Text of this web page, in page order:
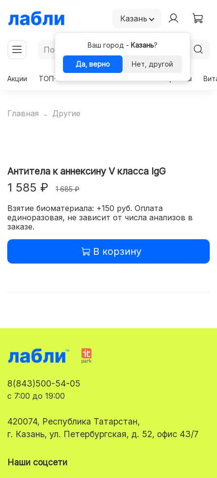
Казань
Ваш город - Казань?
Да, верно
Нет, другой
Акции
ТОП-50 Гормоны
Главная Другие
Антитела к аннексину V класса IgG
1 585 ₽ 1 685 ₽
Взятие биоматериала: +150 руб. Оплата
единоразовая, не зависит от числа анализов в
заказе.
В корзину
8(843)500-54-05
с 7:00 до 19:00
420074, Республика Татарстан,
г. Казань, ул. Петербургская, д. 52, офис 43/7
Наши соцсети